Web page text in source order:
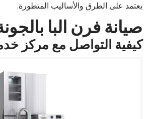
يعتمد على الطرق والأساليب المتطورة.
صيانة فرن البا
كيفية التواصل مع مركز